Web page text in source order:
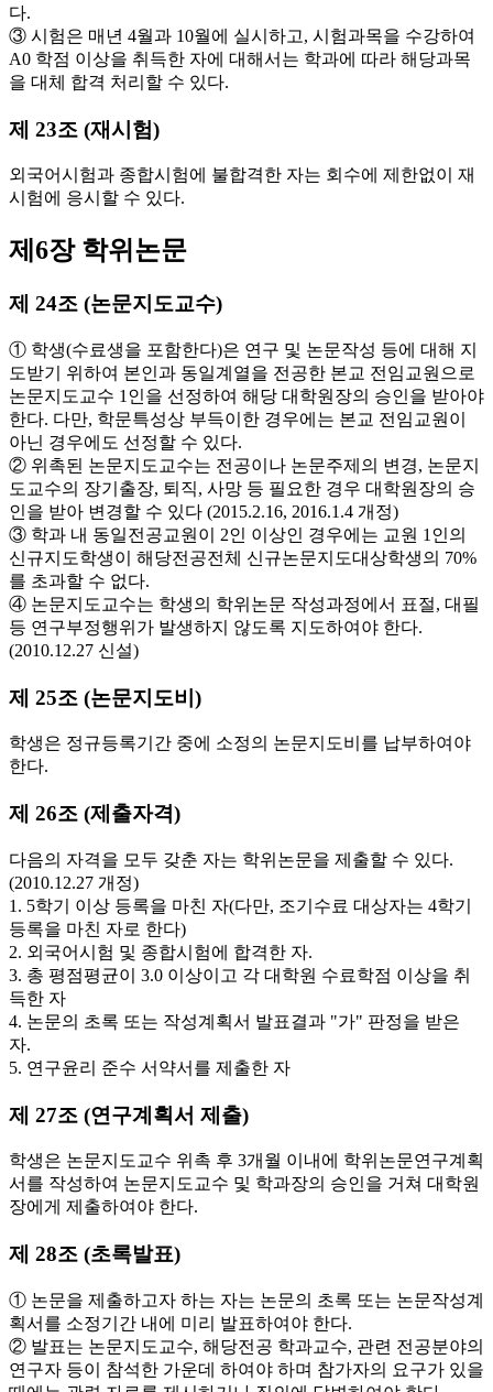
다.
③ 시험은 매년 4월과 10월에 실시하고, 시험과목을 수강하여
A0 학점 이상을 취득한 자에 대해서는 학과에 따라 해당과목
을 대체 합격 처리할 수 있다.
제 23조 (재시험)
외국어시험과 종합시험에 불합격한 자는 회수에 제한없이 재
시험에 응시할 수 있다.
제6장 학위논문
제 24조 (논문지도교수)
① 학생(수료생을 포함한다)은 연구 및 논문작성 등에 대해 지
도받기 위하여 본인과 동일계열을 전공한 본교 전임교원으로
논문지도교수 1인을 선정하여 해당 대학원장의 승인을 받아야
한다. 다만, 학문특성상 부득이한 경우에는 본교 전임교원이
아닌 경우에도 선정할 수 있다.
② 위촉된 논문지도교수는 전공이나 논문주제의 변경, 논문지
도교수의 장기출장, 퇴직, 사망 등 필요한 경우 대학원장의 승
인을 받아 변경할 수 있다 (2015.2.16, 2016.1.4 개정)
③ 학과 내 동일전공교원이 2인 이상인 경우에는 교원 1인의
신규지도학생이 해당전공전체 신규논문지도대상학생의 70%
를 초과할 수 없다.
④ 논문지도교수는 학생의 학위논문 작성과정에서 표절, 대필
등 연구부정행위가 발생하지 않도록 지도하여야 한다.
(2010.12.27 신설)
제 25조 (논문지도비)
학생은 정규등록기간 중에 소정의 논문지도비를 납부하여야
한다.
제 26조 (제출자격)
다음의 자격을 모두 갖춘 자는 학위논문을 제출할 수 있다.
(2010.12.27 개정)
1. 5학기 이상 등록을 마친 자(다만, 조기수료 대상자는 4학기
등록을 마친 자로 한다)
2. 외국어시험 및 종합시험에 합격한 자.
3. 총 평점평균이 3.0 이상이고 각 대학원 수료학점 이상을 취
득한 자
4. 논문의 초록 또는 작성계획서 발표결과 "가" 판정을 받은
자.
5. 연구윤리 준수 서약서를 제출한 자
제 27조 (연구계획서 제출)
학생은 논문지도교수 위촉 후 3개월 이내에 학위논문연구계획
서를 작성하여 논문지도교수 및 학과장의 승인을 거쳐 대학원
장에게 제출하여야 한다.
제 28조 (초록발표)
① 논문을 제출하고자 하는 자는 논문의 초록 또는 논문작성계
획서를 소정기간 내에 미리 발표하여야 한다.
② 발표는 논문지도교수, 해당전공 학과교수, 관련 전공분야의
연구자 등이 참석한 가운데 하여야 하며 참가자의 요구가 있을